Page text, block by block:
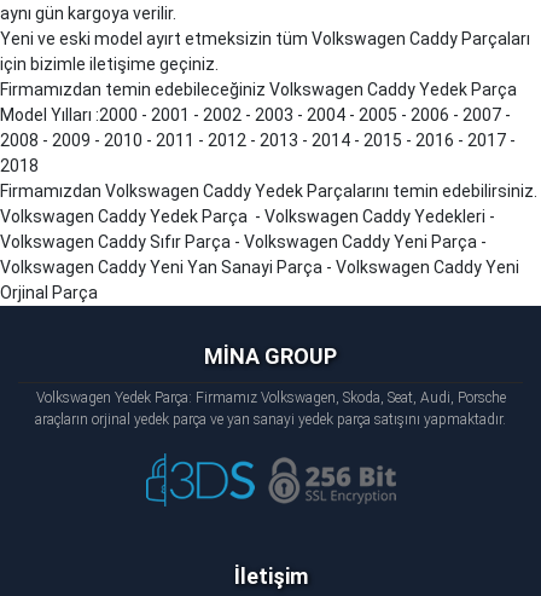
aynı gün kargoya verilir.
Yeni ve eski model ayırt etmeksizin tüm Volkswagen Caddy Parçaları
için bizimle iletişime geçiniz.
Firmamızdan temin edebileceğiniz Volkswagen CaddyYedek Parça
Model Yılları :2000 - 2001 - 2002 - 2003 - 2004 - 2005 - 2006 - 2007 -
2008 - 2009 - 2010 - 2011 - 2012 - 2013 - 2014 - 2015 - 2016 - 2017 -
2018
Firmamızdan Volkswagen CaddyYedek Parçalarını temin edebilirsiniz.
Volkswagen CaddyYedek Parça - Volkswagen CaddyYedekleri -
Volkswagen CaddySıfır Parça - Volkswagen CaddyYeni Parça -
Volkswagen CaddyYeni Yan Sanayi Parça - Volkswagen CaddyYeni
Orjinal Parça
MİNA GROUP
Volkswagen Yedek Parça: Firmamız Volkswagen, Skoda, Seat, Audi, Porsche
araçların orjinal yedek parça ve yan sanayi yedek parça satışını yapmaktadır.
İletişim